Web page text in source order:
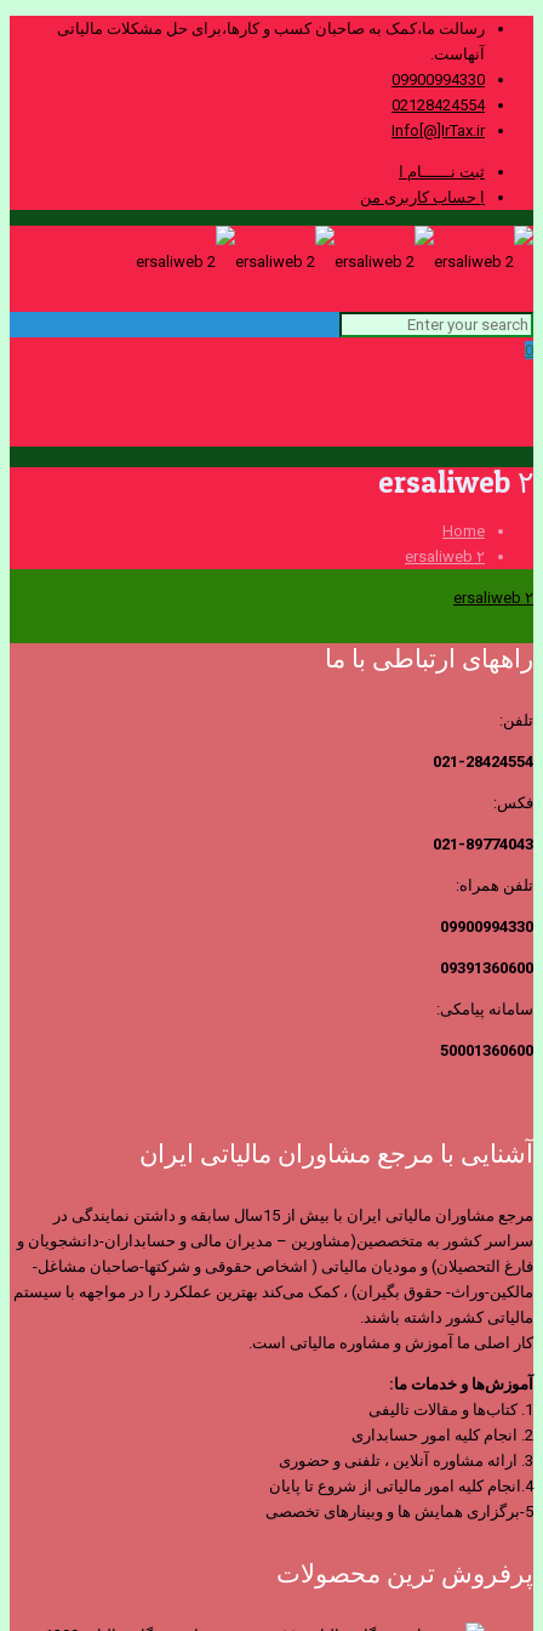
رسالت ما،کمک به صاحبان کسب و کارها،برای حل مشکلات مالیاتی
آنهاست.
09900994330
02128424554
Info[@]IrTax.ir
ثبت نــــــام ا
ا حساب کاربری من
0
ersaliweb ۲
Home
ersaliweb ۲
ersaliweb ۲
راههای ارتباطی با ما
تلفن:
021-28424554
فکس:
021-89774043
تلفن همراه:
09900994330
09391360600
سامانه پیامکی:
50001360600
آشنایی با مرجع مشاوران مالیاتی ایران
مرجع مشاوران مالیاتی ایران با بیش از 15سال سابقه و داشتن نمایندگی در
سراسر کشور به متخصصین(مشاورین – مدیران مالی و حسابداران-دانشجویان و
فارغ التحصیلان) و مودیان مالیاتی ( اشخاص حقوقی و شرکتها-صاحبان مشاغل-
مالکین-وراث- حقوق بگیران) ، کمک می‌کند بهترین عملکرد را در مواجهه با سیستم
مالیاتی کشور داشته باشند.
کار اصلی ما آموزش و مشاوره مالیاتی است.
آموزش‌ها و خدمات ما:
1. کتاب‌ها و مقالات تالیفی
2. انجام کلیه امور حسابداری
3. ارائه مشاوره آنلاین ، تلفنی و حضوری
4.انجام کلیه امور مالیاتی از شروع تا پایان
5-برگزاری همایش ها و وبینارهای تخصصی
پرفروش ترین محصولات